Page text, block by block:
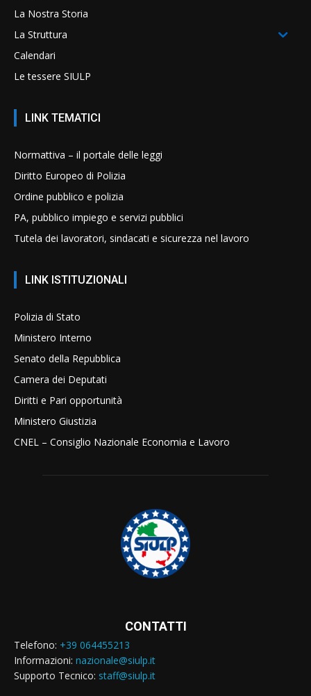
La Nostra Storia
La Struttura
Calendari
Le tessere SIULP
LINK TEMATICI
Normattiva – il portale delle leggi
Diritto Europeo di Polizia
Ordine pubblico e polizia
PA, pubblico impiego e servizi pubblici
Tutela dei lavoratori, sindacati e sicurezza nel lavoro
LINK ISTITUZIONALI
Polizia di Stato
Ministero Interno
Senato della Repubblica
Camera dei Deputati
Diritti e Pari opportunità
Ministero Giustizia
CNEL – Consiglio Nazionale Economia e Lavoro
CONTATTI
Telefono: +39 064455213
Informazioni: nazionale@siulp.it
Supporto Tecnico: staff@siulp.it